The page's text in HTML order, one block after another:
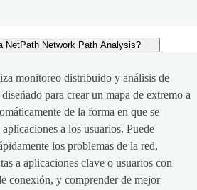
NetPath Network Path Analysis?
monitoreo distribuido y análisis de
para crear un mapa de extremo a
de la forma en que se
aplicaciones a los usuarios. Puede
los problemas de la red,
a aplicaciones clave o usuarios con
conexión, y comprender de mejor